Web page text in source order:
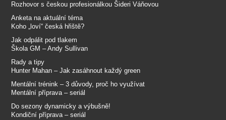
Rozhovor s českou profesionálkou Šideri Váňovou
Anketa na aktuální téma
Koho „loví“ česká hřiště?
Jak odpálit pod tlakem
Škola GM – Andy Sullivan
Rady a tipy
Hunter Mahan – Jak zasáhnout každý green
Mentální trénink – 3 důvody, proč ho využívat
Mentální příprava – seriál
Do sezony dynamicky a výbušně!
Kondiční příprava – seriál